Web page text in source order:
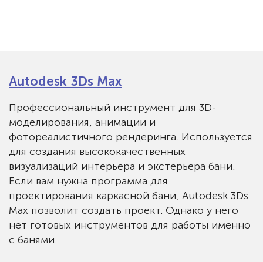
Autodesk 3Ds Max
Профессиональный инструмент для 3D-
моделирования, анимации и
фотореалистичного рендеринга. Используется
для создания высококачественных
визуализаций интерьера и экстерьера бани.
Если вам нужна программа для
проектирования каркасной бани, Autodesk 3Ds
Max позволит создать проект. Однако у него
нет готовых инструментов для работы именно
с банями.